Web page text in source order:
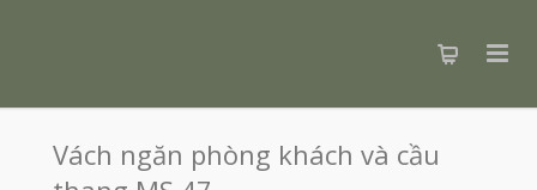
Vách ngăn phòng khách và cầu